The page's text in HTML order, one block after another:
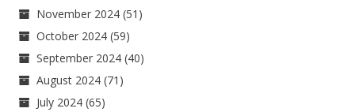
November 2024 (51)
October 2024 (59)
September 2024 (40)
August 2024 (71)
July 2024 (65)